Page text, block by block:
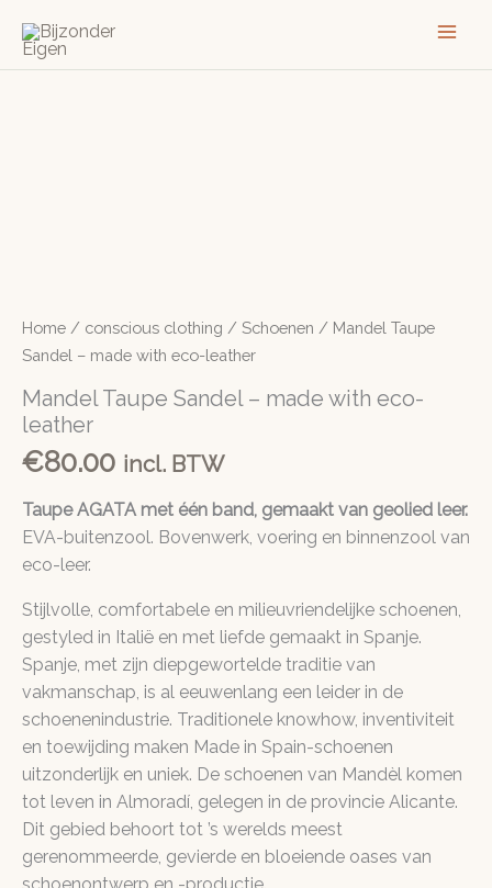
naar
de
Home / conscious clothing / Schoenen / Mandel Taupe
Sandel – made with eco-leather
Mandel Taupe Sandel – made with eco-
leather
€80.00 incl. BTW
Taupe AGATA met één band, gemaakt van geolied leer.
EVA-buitenzool. Bovenwerk, voering en binnenzool van
eco-leer.
Stijlvolle, comfortabele en milieuvriendelijke schoenen,
gestyled in Italië en met liefde gemaakt in Spanje.
Spanje, met zijn diepgewortelde traditie van
vakmanschap, is al eeuwenlang een leider in de
schoenenindustrie. Traditionele knowhow, inventiviteit
en toewijding maken Made in Spain-schoenen
uitzonderlijk en uniek. De schoenen van Mandèl komen
tot leven in Almoradí, gelegen in de provincie Alicante.
Dit gebied behoort tot ’s werelds meest
gerenommeerde, gevierde en bloeiende oases van